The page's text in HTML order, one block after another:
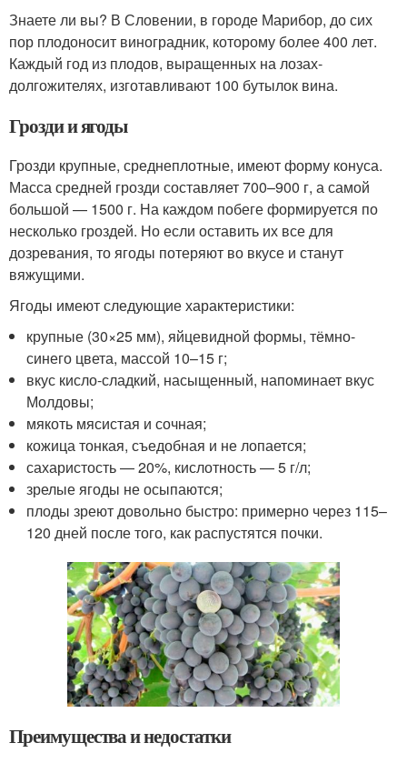
Знаете ли вы? В Словении, в городе Марибор, до сих
пор плодоносит виноградник, которому более 400 лет.
Каждый год из плодов, выращенных на лозах-
долгожителях, изготавливают 100 бутылок вина.
Грозди и ягоды
Грозди крупные, среднеплотные, имеют форму конуса.
Масса средней грозди составляет 700–900 г, а самой
большой — 1500 г. На каждом побеге формируется по
несколько гроздей. Но если оставить их все для
дозревания, то ягоды потеряют во вкусе и станут
вяжущими.
Ягоды имеют следующие характеристики:
крупные (30×25 мм), яйцевидной формы, тёмно-
синего цвета, массой 10–15 г;
вкус кисло-сладкий, насыщенный, напоминает вкус
Молдовы;
мякоть мясистая и сочная;
кожица тонкая, съедобная и не лопается;
сахаристость — 20%, кислотность — 5 г/л;
зрелые ягоды не осыпаются;
плоды зреют довольно быстро: примерно через 115–
120 дней после того, как распустятся почки.
Преимущества и недостатки